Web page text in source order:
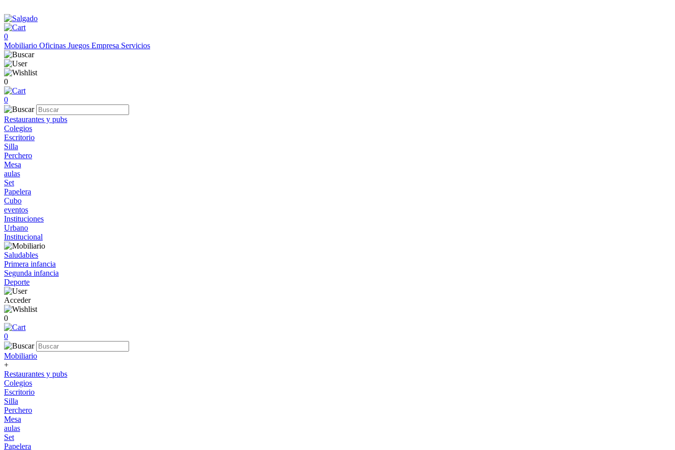
0
Mobiliario Oficinas Juegos Empresa Servicios
0
0
Restaurantes y pubs
Colegios
Escritorio
Silla
Perchero
Mesa
aulas
Set
Papelera
Cubo
eventos
Instituciones
Urbano
Institucional
Saludables
Primera infancia
Segunda infancia
Deporte
Acceder
0
0
Mobiliario
+
Restaurantes y pubs
Colegios
Escritorio
Silla
Perchero
Mesa
aulas
Set
Papelera